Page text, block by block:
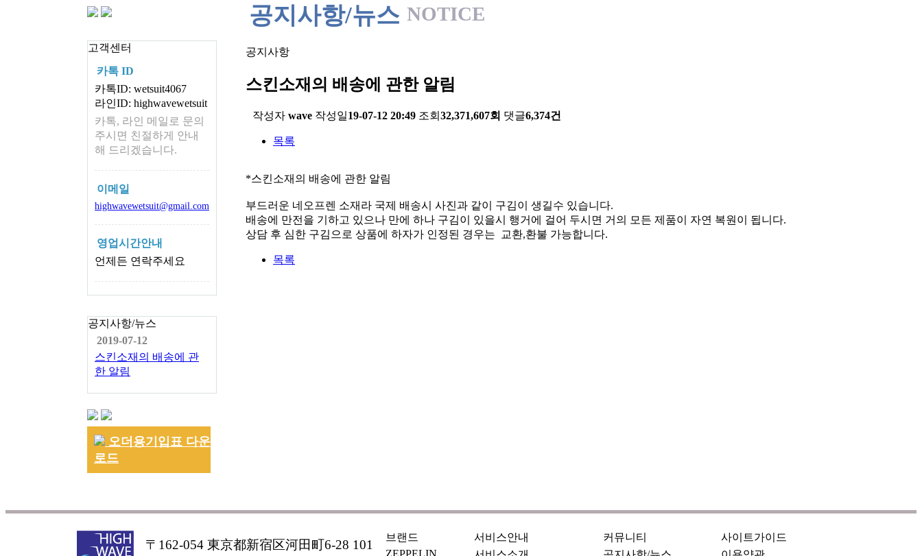
고객센터
카톡 ID
카톡ID: wetsuit4067
라인ID: highwavewetsuit
카톡, 라인 메일로 문의
주시면 친절하게 안내
해 드리겠습니다.
이메일
highwavewetsuit@gmail.com
영업시간안내
언제든 연락주세요
공지사항/뉴스
2019-07-12
스킨소재의 배송에 관
한 알림
오더용기입표 다운
로드
공지사항/뉴스 NOTICE
공지사항
스킨소재의 배송에 관한 알림
작성자 wave 작성일19-07-12 20:49 조회 32,371,607회 댓글6,374건
목록
*스킨소재의 배송에 관한 알림
부드러운 네오프렌 소재라 국제 배송시 사진과 같이 구김이 생길수 있습니다.
배송에 만전을 기하고 있으나 만에 하나 구김이 있을시 행거에 걸어 두시면 거의 모든 제품이 자연 복원이 됩니다.
상담 후 심한 구김으로 상품에 하자가 인정된 경우는 교환,환불 가능합니다.
목록
〒162-054 東京都新宿区河田町6-28 101
브랜드
ZEPPELIN
서비스안내
커뮤니티
사이트가이드